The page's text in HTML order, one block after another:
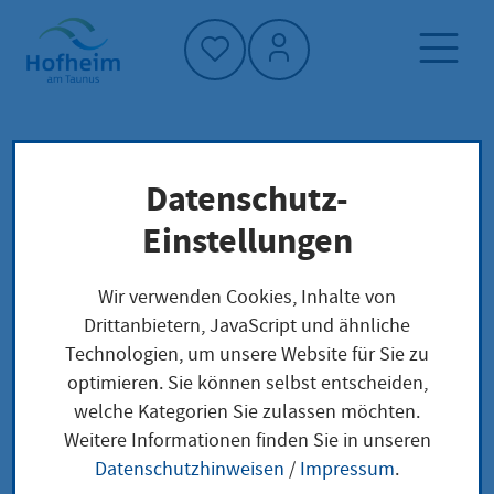
Startseite"
Dienstleistung-Finder
Lokale Anliegen
Spätaussiedlerbescheinigung bekommen
Spätaussiedlerbeschei
nigung bekommen
Datenschutz-
Einstellungen
Wir verwenden Cookies, Inhalte von
Drittanbietern, JavaScript und ähnliche
Technologien, um unsere Website für Sie zu
optimieren. Sie können selbst entscheiden,
welche Kategorien Sie zulassen möchten.
Weitere Informationen finden Sie in unseren
Datenschutzhinweisen / Impressum.